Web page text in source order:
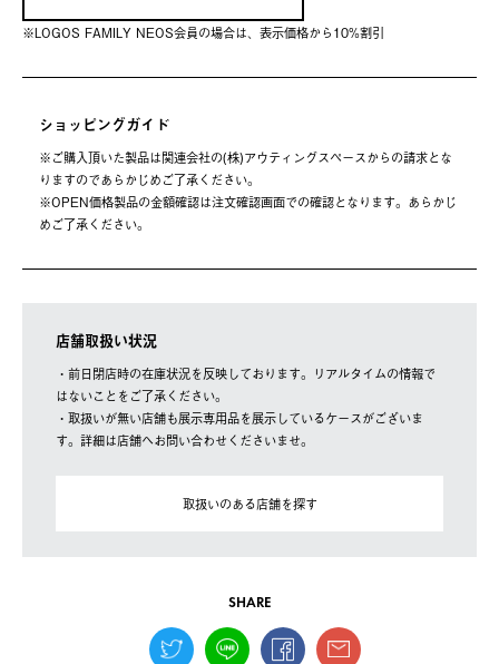
※LOGOS FAMILY NEOS会員の場合は、表⽰価格から10%割引
ショッピングガイド
※ご購⼊頂いた製品は関連会社の(株)アウティングスペースからの請求とな
りますのであらかじめご了承ください。
※OPEN価格製品の⾦額確認は注⽂確認画⾯での確認となります。あらかじ
めご了承ください。
店舗取扱い状況
・前日閉店時の在庫状況を反映しております。リアルタイムの情報で
はないことをご了承ください。
・取扱いが無い店舗も展示専用品を展示しているケースがございま
す。詳細は店舗へお問い合わせくださいませ。
取扱いのある店舗を探す
SHARE